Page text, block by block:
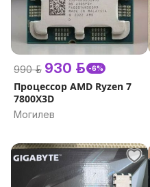
990 р. 930 р. -6%
Процессор AMD Ryzen 7
7800X3D
Могилев